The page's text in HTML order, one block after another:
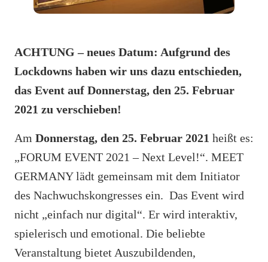
ACHTUNG – neues Datum: Aufgrund des
Lockdowns haben wir uns dazu entschieden,
das Event auf Donnerstag, den 25. Februar
2021 zu verschieben!
Am Donnerstag, den 25. Februar 2021 heißt es:
„FORUM EVENT 2021 – Next Level!“. MEET
GERMANY lädt gemeinsam mit dem Initiator
des Nachwuchskongresses ein. Das Event wird
nicht „einfach nur digital“. Er wird interaktiv,
spielerisch und emotional. Die beliebte
Veranstaltung bietet Auszubildenden,